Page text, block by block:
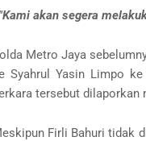
"Kami akan segera
Metro Jaya
Syahrul Yasin Limpo
tersebut dilaporkan
Firli Bahuri tidak